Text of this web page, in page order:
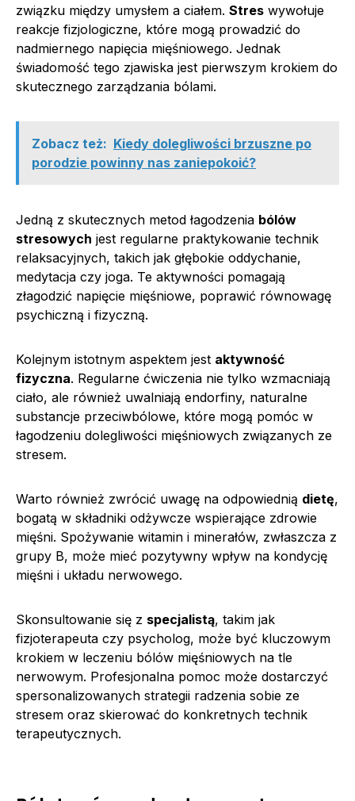
związku między umysłem a ciałem. Stres wywołuje
reakcje fizjologiczne, które mogą prowadzić do
nadmiernego napięcia mięśniowego. Jednak
świadomość tego zjawiska jest pierwszym krokiem do
skutecznego zarządzania bólami.
Zobacz też: Kiedy dolegliwości brzuszne po
porodzie powinny nas zaniepokoić?
Jedną z skutecznych metod łagodzenia bólów
stresowych jest regularne praktykowanie technik
relaksacyjnych, takich jak głębokie oddychanie,
medytacja czy joga. Te aktywności pomagają
złagodzić napięcie mięśniowe, poprawić równowagę
psychiczną i fizyczną.
Kolejnym istotnym aspektem jest aktywność
fizyczna. Regularne ćwiczenia nie tylko wzmacniają
ciało, ale również uwalniają endorfiny, naturalne
substancje przeciwbólowe, które mogą pomóc w
łagodzeniu dolegliwości mięśniowych związanych ze
stresem.
Warto również zwrócić uwagę na odpowiednią dietę,
bogatą w składniki odżywcze wspierające zdrowie
mięśni. Spożywanie witamin i minerałów, zwłaszcza z
grupy B, może mieć pozytywny wpływ na kondycję
mięśni i układu nerwowego.
Skonsultowanie się z specjalistą, takim jak
fizjoterapeuta czy psycholog, może być kluczowym
krokiem w leczeniu bólów mięśniowych na tle
nerwowym. Profesjonalna pomoc może dostarczyć
spersonalizowanych strategii radzenia sobie ze
stresem oraz skierować do konkretnych technik
terapeutycznych.